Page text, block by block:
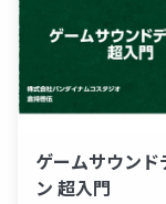
ゲームサウンド
ン 超入門